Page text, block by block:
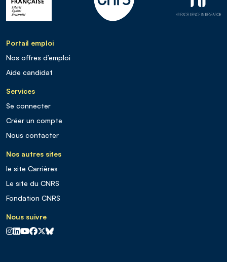
Portail emploi
Nos offres d’emploi
Aide candidat
Services
Se connecter
Créer un compte
Nous contacter
Nos autres sites
le site Carrières
Le site du CNRS
Fondation CNRS
Nous suivre
CNRS sur Instagram
CNRS sur Linkedin
CNRS sur Youtube
CNRS sur Facebook
CNRS sur X
CNRS sur Blus sky